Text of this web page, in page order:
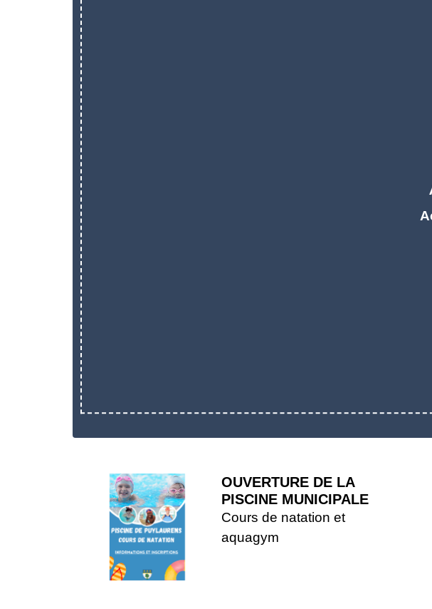
OUVERTURE DE LA
PISCINE MUNICIPALE
Cours de natation et
aquagym